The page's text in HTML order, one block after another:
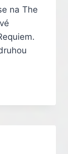
na The